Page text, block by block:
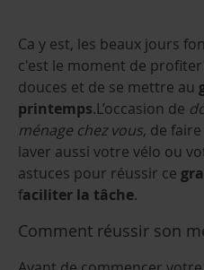
Ca y est, les beaux jours
c'est le moment de
douces et de se mettre au
printemps.L’occasion de
ménage chez vous, de
laver aussi votre vélo ou
astuces pour réussir ce
faciliter la tâche.
Comment réussir son